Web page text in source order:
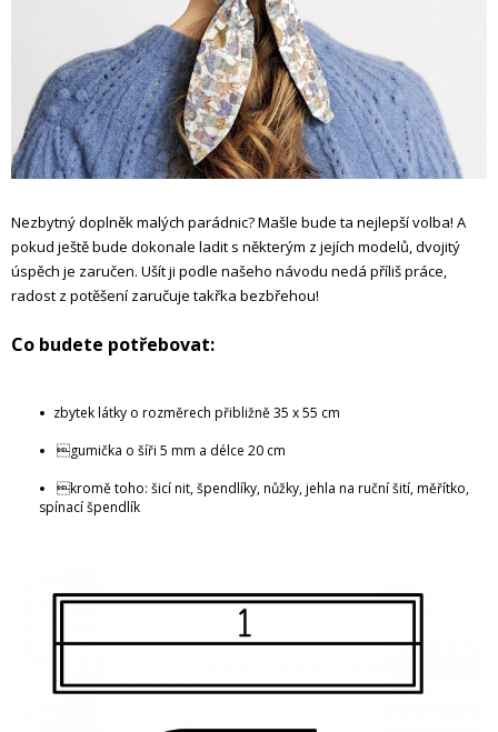
Nezbytný doplněk malých parádnic? Mašle bude ta nejlepší volba! A
pokud ještě bude dokonale ladit s některým z jejích modelů, dvojitý
úspěch je zaručen. Ušít ji podle našeho návodu nedá příliš práce,
radost z potěšení zaručuje takřka bezbřehou!
Co budete potřebovat:
zbytek látky o rozměrech přibližně 35 x 55 cm
gumička o šíři 5 mm a délce 20 cm
kromě toho: šicí nit, špendlíky, nůžky, jehla na ruční šití, měřítko,
spínací špendlík